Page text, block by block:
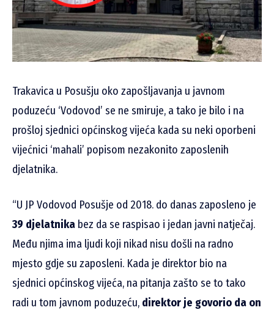
Trakavica u Posušju oko zapošljavanja u javnom
poduzeću ‘Vodovod’ se ne smiruje, a tako je bilo i na
prošloj sjednici općinskog vijeća kada su neki oporbeni
vijećnici ‘mahali’ popisom nezakonito zaposlenih
djelatnika.
“U JP Vodovod Posušje od 2018. do danas zaposleno je
39 djelatnika bez da se raspisao i jedan javni natječaj.
Među njima ima ljudi koji nikad nisu došli na radno
mjesto gdje su zaposleni. Kada je direktor bio na
sjednici općinskog vijeća, na pitanja zašto se to tako
radi u tom javnom poduzeću, direktor je govorio da on